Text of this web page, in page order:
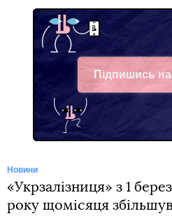
Підпишись
Facebook
Новини
«Укрзалізниця» з 1
року щомісяця